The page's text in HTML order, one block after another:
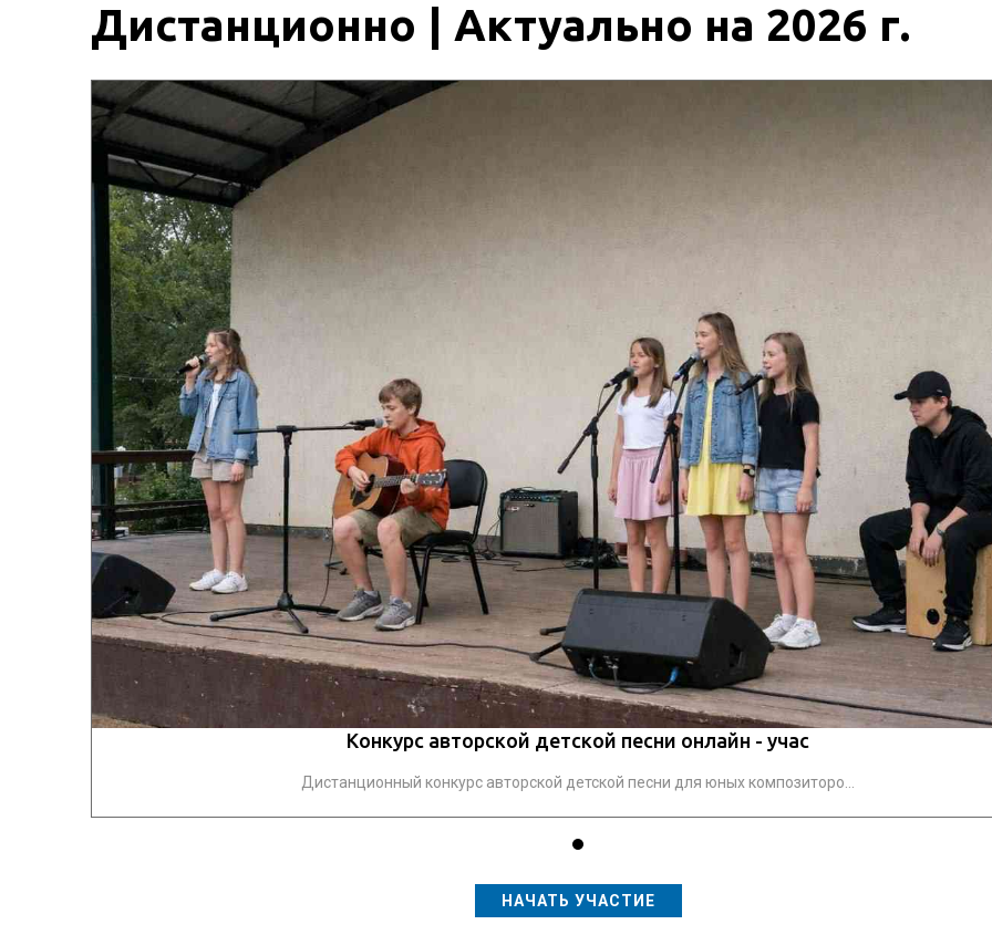
Дистанционно | Актуально на 2026 г.
Конкурс авторской детской песни онлайн - учас
Дистанционный конкурс авторской детской песни для юных композиторо...
НАЧАТЬ УЧАСТИЕ